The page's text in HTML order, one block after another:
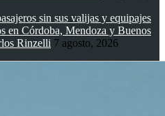
sin sus valijas y equipajes
en Córdoba, Mendoza y Buenos
Rinzelli 7 agosto, 2026